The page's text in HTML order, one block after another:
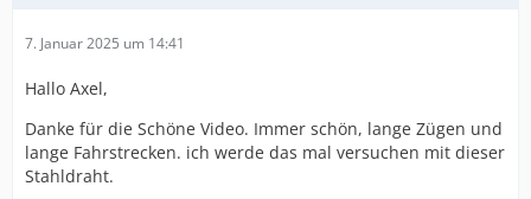
7. Januar 2025 um 14:41
Hallo Axel,
Danke für die Schöne Video. Immer schön, lange Zügen und
lange Fahrstrecken. ich werde das mal versuchen mit dieser
Stahldraht.